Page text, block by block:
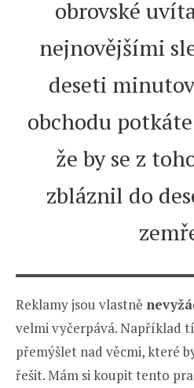
obrovské
nejnovějšími
deseti
obchodu
že by se z
zbláznil do
Reklamy jsou vlastně
velmi vyčerpává. Například
přemýšlet nad věcmi, které
řešit. Mám si koupit tento